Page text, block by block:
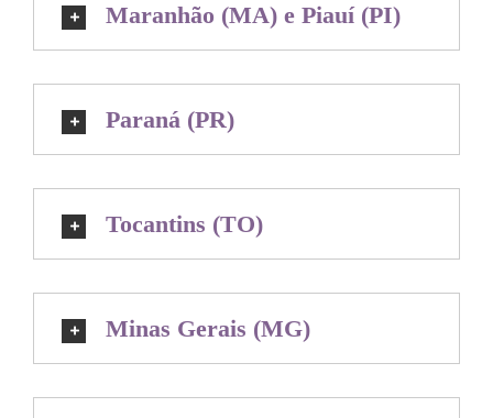
Maranhão (MA) e Piauí (PI)
Paraná (PR)
Tocantins (TO)
Minas Gerais (MG)